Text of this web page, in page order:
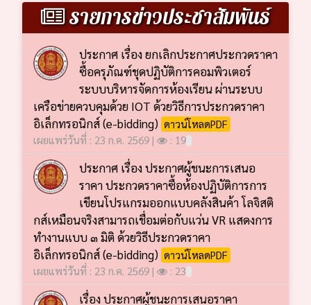
รายการข่าวประชาสัมพันธ์
ประกาศ เรื่อง ยกเลิกประกาศประกวดราคา
ซื้อครุภัณฑ์ชุดปฏิบัติการคอมพิวเตอร์
ระบบบริหารจัดการห้องเรียน ผ่านระบบ
เครือข่ายควบคุมด้วย IOT ด้วยวิธีการประกวดราคา
อิเล็กทรอนิกส์ (e-bidding) ดาวน์โหลดPDF
เผยแพร่วันที่ : 23 ก.ค. 2569 |
: 19
ประกาศ เรื่อง ประกาศผู้ชนะการเสนอ
ราคา ประกวดราคาซื้อห้องปฏิบัติการการ
เขียนโปรแกรมออกแบบคลังสินค้า โลจิสติ
กส์เหมือนจริงสามารถเชื่อมต่อกับแว่น VR แสดงการ
ทำงานแบบ ๓ มิติ ด้วยวิธีประกวดราคา
อิเล็กทรอนิกส์ (e-bidding) ดาวน์โหลดPDF
เผยแพร่วันที่ : 23 ก.ค. 2569 |
: 23
เรื่อง ประกาศผู้ชนะการเสนอราคา